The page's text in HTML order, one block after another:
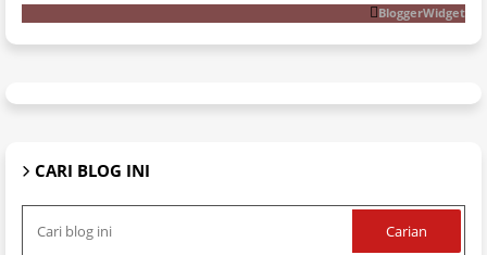
BloggerWidget
CARI BLOG INI